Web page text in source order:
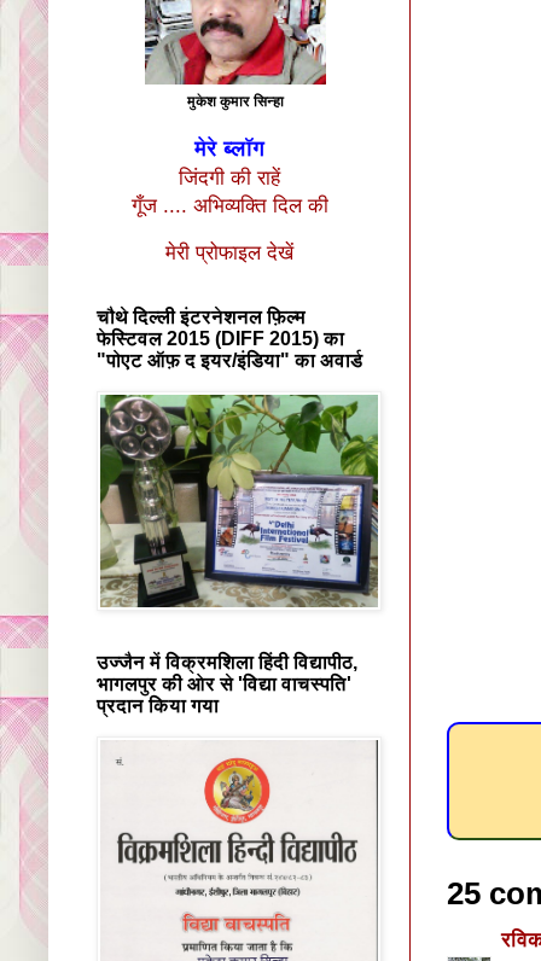
25
मुकेश कुमार सिन्हा
मेरे ब्लॉग
जिंदगी की राहें
गूँज .... अभिव्यक्ति दिल की
मेरी प्रोफाइल देखें
चौथे दिल्ली इंटरनेशनल फ़िल्म
फेस्टिवल 2015 (DIFF 2015) का
"पोएट ऑफ़ द इयर/इंडिया" का अवार्ड
उज्जैन में विक्रमशिला हिंदी विद्यापीठ,
भागलपुर की ओर से 'विद्या वाचस्पति'
प्रदान किया गया